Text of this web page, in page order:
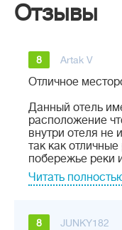
Отзывы
8 Artak V
Отличное
Данный отель
расположение
внутри отеля не
так как
побережье реки
Читать
8 JUNKY182